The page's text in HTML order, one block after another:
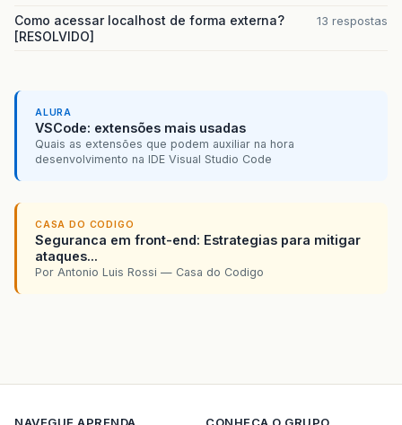
Como acessar localhost de forma externa?
[RESOLVIDO]
13 respostas
ALURA
VSCode: extensões mais usadas
Quais as extensões que podem auxiliar na hora
desenvolvimento na IDE Visual Studio Code
CASA DO CODIGO
Seguranca em front-end: Estrategias para mitigar
ataques...
Por Antonio Luis Rossi — Casa do Codigo